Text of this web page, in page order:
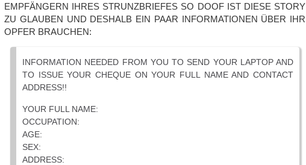
EMPFÄNGERN IHRES STRUNZBRIEFES SO DOOF IST DIESE STORY
ZU GLAUBEN UND DESHALB EIN PAAR INFORMATIONEN ÜBER IHR
OPFER BRAUCHEN:
INFORMATION NEEDED FROM YOU TO SEND YOUR LAPTOP AND
TO ISSUE YOUR CHEQUE ON YOUR FULL NAME AND CONTACT
ADDRESS!!
YOUR FULL NAME:
OCCUPATION:
AGE:
SEX:
ADDRESS: